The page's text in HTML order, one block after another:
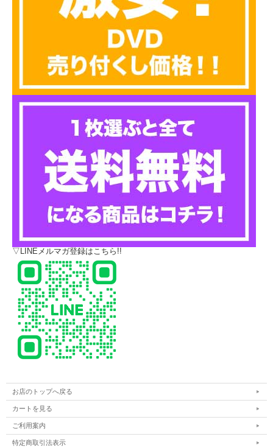
▽LINEメルマガ登録はこちら!!
お店のトップへ戻る
カートを見る
ご利用案内
特定商取引法表示